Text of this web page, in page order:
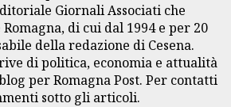
Giornali Associati che
di cui dal 1994 e per 20
della redazione di Cesena.
di politica, economia e attualità
per Romagna Post. Per contatti
sotto gli articoli.